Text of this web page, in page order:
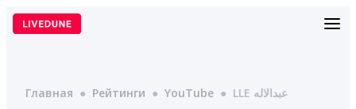
Перейти
Главная ● Рейтинги ● YouTube ● LLE عبدالاله